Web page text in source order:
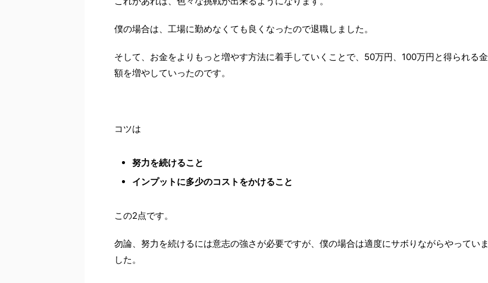
僕の場合は、工場に勤めなくても良くなったので退職しました。
そして、お金をよりもっと増やす方法に着手していくことで、50万円、100万円と得られる金
額を増やしていったのです。
コツは
努力を続けること
インプットに多少のコストをかけること
この2点です。
勿論、努力を続けるには意志の強さが必要ですが、僕の場合は適度にサボりながらやっていま
した。